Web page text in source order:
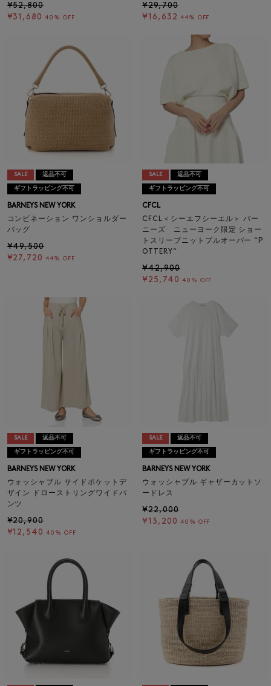
¥52,800
¥31,680 40% OFF
¥29,700
¥16,632 44% OFF
SALE 返品不可
ギフトラッピング不可
BARNEYS NEW YORK
コンビネーション ワンショルダー
バッグ
¥49,500
¥27,720 44% OFF
SALE 返品不可
ギフトラッピング不可
CFCL
CFCL＜シーエフシーエル＞ バー
ニーズ ニューヨーク限定 ショー
トスリーブニットプルオーバー “P
OTTERY“
¥42,900
¥25,740 40% OFF
SALE 返品不可
ギフトラッピング不可
BARNEYS NEW YORK
ウォッシャブル サイドポケットデ
ザイン ドローストリングワイドパ
ンツ
¥20,900
¥12,540 40% OFF
SALE 返品不可
ギフトラッピング不可
BARNEYS NEW YORK
ウォッシャブル ギャザーカットソ
ードレス
¥22,000
¥13,200 40% OFF